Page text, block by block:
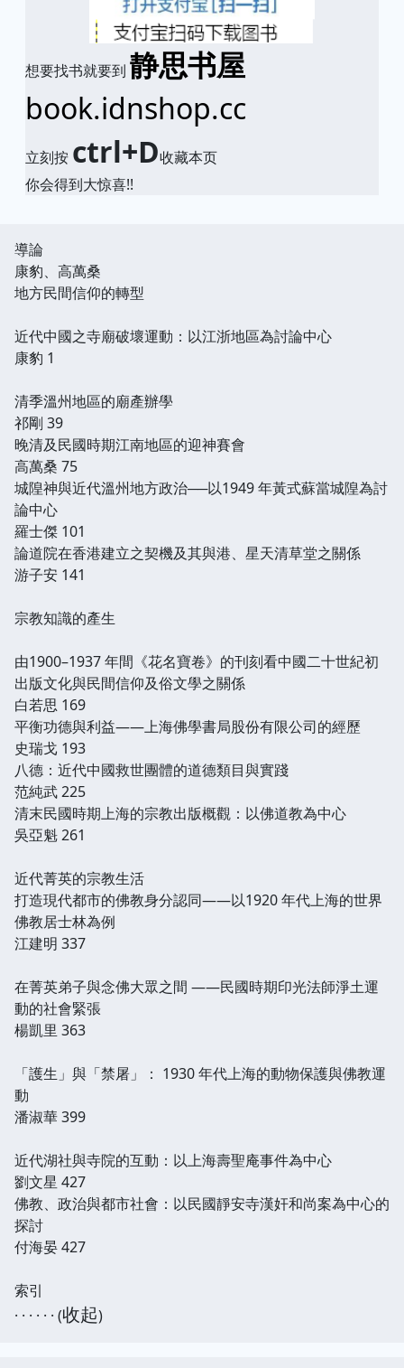
想要找书就要到 静思书屋
book.idnshop.cc
立刻按 ctrl+D收藏本页
你会得到大惊喜!!
導論
康豹、高萬桑
地方民間信仰的轉型
近代中國之寺廟破壞運動：以江浙地區為討論中心
康豹 1
清季溫州地區的廟產辦學
祁剛 39
晚清及民國時期江南地區的迎神賽會
高萬桑 75
城隍神與近代溫州地方政治──以1949 年黃式蘇當城隍為討
論中心
羅士傑 101
論道院在香港建立之契機及其與港、星天清草堂之關係
游子安 141
宗教知識的產生
由1900–1937 年間《花名寶卷》的刊刻看中國二十世紀初
出版文化與民間信仰及俗文學之關係
白若思 169
平衡功德與利益——上海佛學書局股份有限公司的經歷
史瑞戈 193
八德：近代中國救世團體的道德類目與實踐
范純武 225
清末民國時期上海的宗教出版概觀：以佛道教為中心
吳亞魁 261
近代菁英的宗教生活
打造現代都市的佛教身分認同——以1920 年代上海的世界
佛教居士林為例
江建明 337
在菁英弟子與念佛大眾之間 ——民國時期印光法師淨土運
動的社會緊張
楊凱里 363
「護生」與「禁屠」： 1930 年代上海的動物保護與佛教運
動
潘淑華 399
近代湖社與寺院的互動：以上海壽聖庵事件為中心
劉文星 427
佛教、政治與都市社會：以民國靜安寺漢奸和尚案為中心的
探討
付海晏 427
索引
· · · · · · (收起)